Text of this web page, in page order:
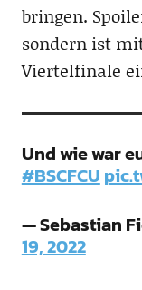
bringen.
sondern ist
Viertelfinale
Und wie war
#BSCFCU
— Sebastian
19, 2022